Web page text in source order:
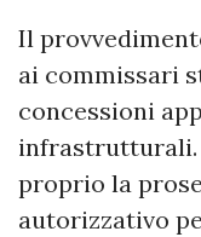
Il
ai commissari
concessioni
proprio la
autorizzativo